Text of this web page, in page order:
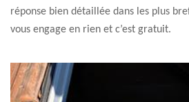
réponse bien détaillée dans les plus
vous engage en rien et c’est gratuit.